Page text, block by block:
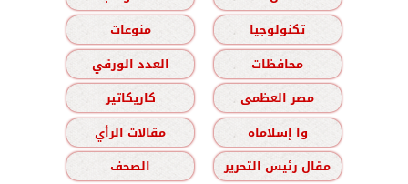
تكنولوجيا
منوعات
محافظات
العدد الورقي
مصر العظمى
كاريكاتير
وا إسلاماه
مقالات الرأي
مقال رئيس التحرير
الصحف